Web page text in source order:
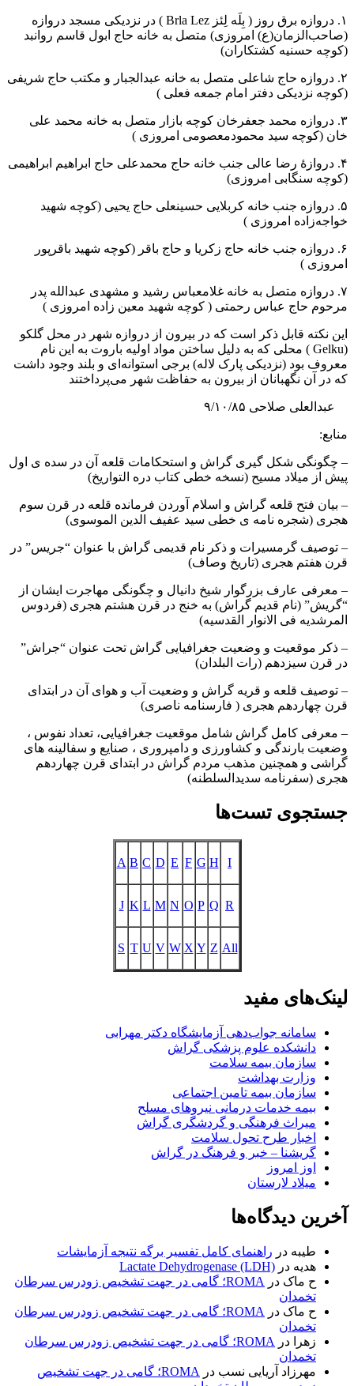
۱. دروازه برق روز ( بِلَه لِئز Brla Lez ) در نزدیکی مسجد دروازه
(صاحب‌الزمان(ع) امروزی) متصل به خانه حاج ابول قاسم روانبد
(کوچه حسنیه کشتکاران)
۲. دروازه حاج شاعلی متصل به خانه عبدالجبار و مکتب حاج شریفی
(کوچه نزدیکی دفتر امام جمعه فعلی )
۳. دروازه محمد جعفرخان کوچه بازار متصل به خانه محمد علی
خان (کوچه سید محمودمعصومی امروزی )
۴. دروازۀ رضا عالی جنب خانه حاج محمدعلی حاج ابراهیم ابراهیمی
(کوچه سنگابی امروزی)
۵. دروازه جنب خانه کربلایی حسینعلی حاج یحیی (کوچه شهید
خواجه‌زاده امروزی )
۶. دروازه جنب خانه حاج زکریا و حاج باقر (کوچه شهید باقرپور
امروزی )
۷. دروازه متصل به خانه غلامعباس رشید و مشهدی عبدالله پدر
مرحوم حاج عباس رحمتی ( کوچه شهید معین زاده امروزی )
این نکته قابل ذکر است که در بیرون از دروازه شهر در محل گلکو
(Gelku ) محلی که به دلیل ساختن مواد اولیه باروت به این نام
معروف بود (نزدیکی پارک لاله) برجی استوانه‌ای و بلند وجود داشت
که در آن نگهبانان از بیرون به حفاظت شهر می‌پرداختند
عبدالعلی صلاحی ۹/۱۰/۸۵
منابع:
– چگونگی شکل گیری گراش و استحکامات قلعه آن در سده ی اول
پیش از میلاد مسیح (نسخه خطی کتاب دره التواریخ)
– بیان فتح قلعه گراش و اسلام آوردن فرمانده قلعه در قرن سوم
هجری (شجره نامه ی خطی سید عفیف الدین الموسوی)
– توصیف گرمسیرات و ذکر نام قدیمی گراش با عنوان “جریس” در
قرن هفتم هجری (تاریخ وصاف)
– معرفی عارف بزرگوار شیخ دانیال و چگونگی مهاجرت ایشان از
“گریش” (نام قدیم گراش) به خنج در قرن هشتم هجری (فردوس
المرشدیه فی الانوار القدسیه)
– ذکر موقعیت و وضعیت جغرافیایی گراش تحت عنوان “جراش”
در قرن سیزدهم (رات البلدان)
– توصیف قلعه و قریه گراش و وضعیت آب و هوای آن در ابتدای
قرن چهاردهم هجری ( فارسنامه ناصری)
– معرفی کامل گراش شامل موقعیت جغرافیایی، تعداد نفوس ،
وضعیت بارندگی و کشاورزی و دامپروری ، صنایع و سفالینه های
گراشی و همچنین مذهب مردم گراش در ابتدای قرن چهاردهم
هجری (سفرنامه سدیدالسلطنه)
جستجوی تست‌ها
I
H
G
F
E
D
C
B
A
R
Q
P
O
N
M
L
K
J
All
Z
Y
X
W
V
U
T
S
لینک‌های مفید
سامانه جواب‌دهی آزمایشگاه دکتر مهرابی
دانشکده علوم پزشکی گراش
سازمان بیمه سلامت
وزارت بهداشت
سازمان بیمه تامین اجتماعی
بیمه خدمات درمانی نیروهای مسلح
میراث فرهنگی و گردشگری گراش
اخبار طرح تحول سلامت
گریشنا – خبر و فرهنگ در گراش
اوز امروز
میلاد لارستان
آخرین دیدگاه‌ها
طیبه در راهنمای کامل تفسیر برگه نتیجه آزمایشات
هدیه در Lactate Dehydrogenase (LDH)
ح ماک در
ROMA؛ گامی در جهت تشخیص زودرس سرطان
تخمدان
ح ماک در
ROMA؛ گامی در جهت تشخیص زودرس سرطان
تخمدان
زهرا
در
ROMA؛ گامی در جهت تشخیص زودرس سرطان
تخمدان
مهرزاد آریایی نسب در
ROMA؛ گامی در جهت تشخیص